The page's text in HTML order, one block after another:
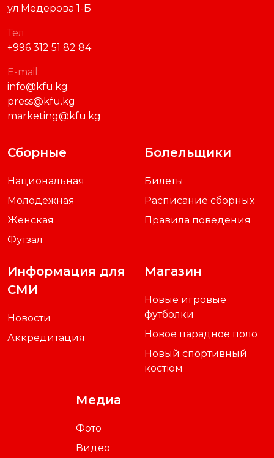
ул.Медерова 1-Б
Тел
+996 312 51 82 84
E-mail:
info@kfu.kg
press@kfu.kg
marketing@kfu.kg
Сборные
Национальная
Молодежная
Женская
Футзал
Болельщики
Билеты
Расписание сборных
Правила поведения
Информация для
СМИ
Новости
Аккредитация
Магазин
Новые игровые
футболки
Новое парадное поло
Новый спортивный
костюм
Медиа
Фото
Видео